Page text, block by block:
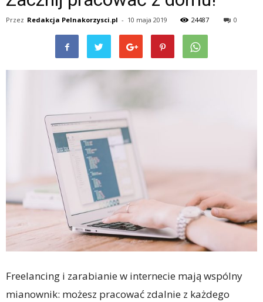
Przez Redakcja Pelnakorzysci.pl - 10 maja 2019 24487 0
Freelancing i zarabianie w internecie mają wspólny
mianownik: możesz pracować zdalnie z każdego